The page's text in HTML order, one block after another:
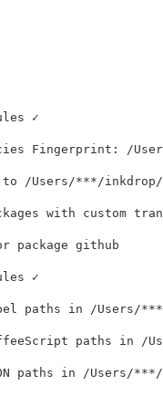
✓
Fingerprint: /
to /Users/*** /inkdrop/
with custom
package github
✓
paths in /Users/***
paths in /
paths in /Users/***